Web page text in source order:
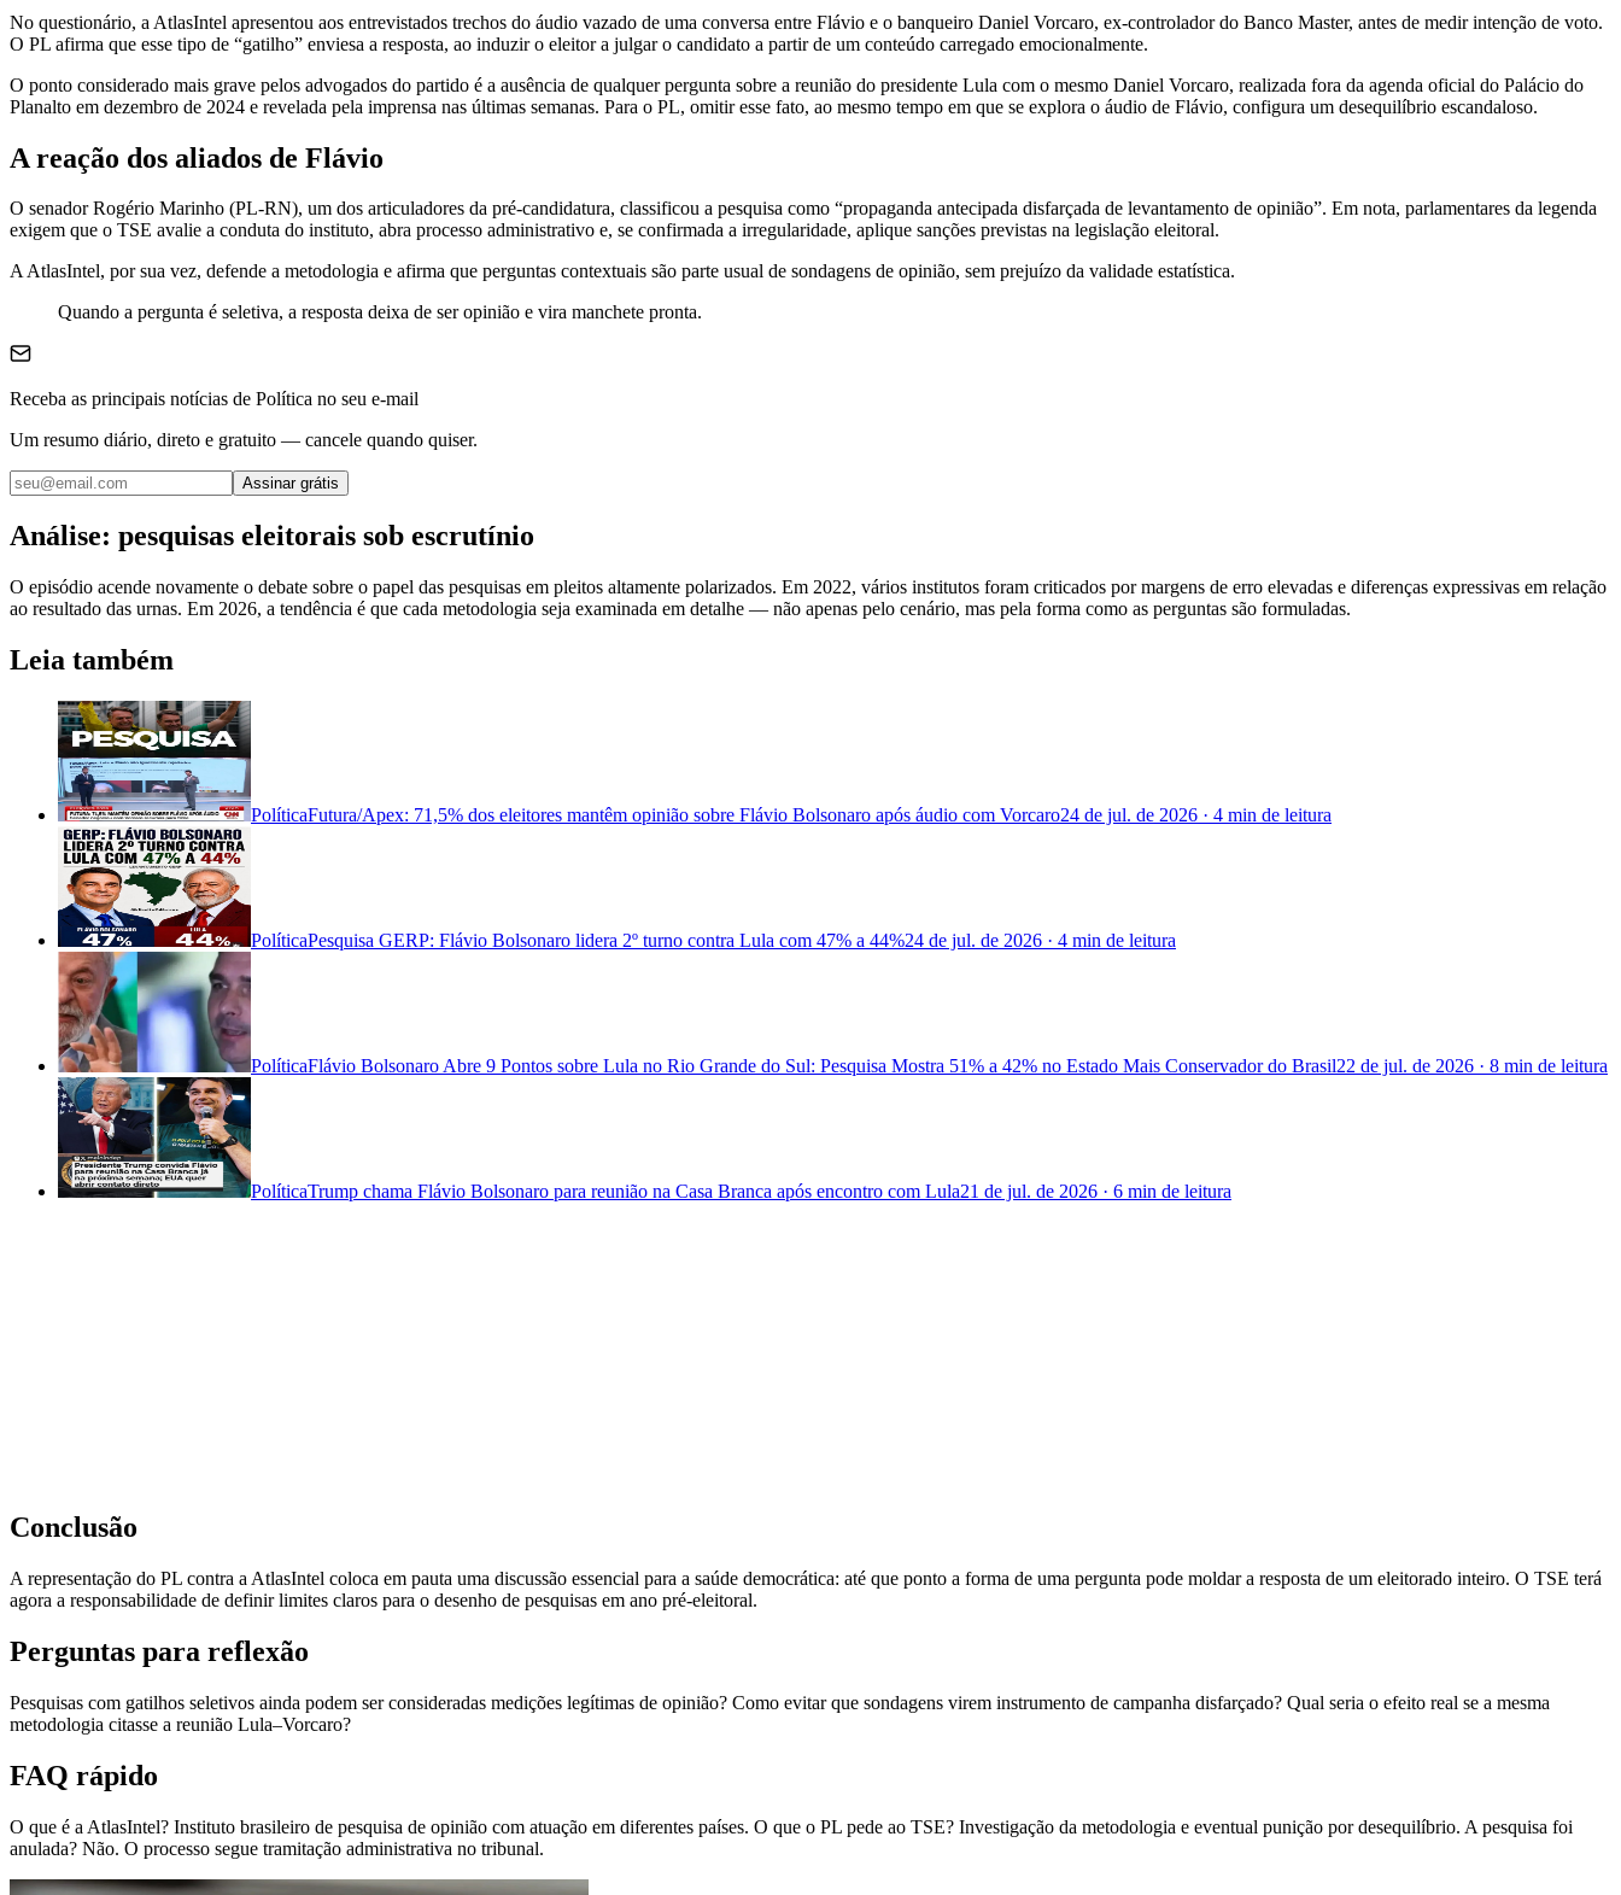
No questionário, a AtlasIntel apresentou aos entrevistados trechos do áudio vazado de uma conversa entre Flávio e o banqueiro Daniel Vorcaro, ex-controlador do Banco Master, antes de medir intenção de voto.
O PL afirma que esse tipo de “gatilho” enviesa a resposta, ao induzir o eleitor a julgar o candidato a partir de um conteúdo carregado emocionalmente.
O ponto considerado mais grave pelos advogados do partido é a ausência de qualquer pergunta sobre a reunião do presidente Lula com o mesmo Daniel Vorcaro, realizada fora da agenda oficial do Palácio do
Planalto em dezembro de 2024 e revelada pela imprensa nas últimas semanas. Para o PL, omitir esse fato, ao mesmo tempo em que se explora o áudio de Flávio, configura um desequilíbrio escandaloso.
A reação dos aliados de Flávio
O senador Rogério Marinho (PL-RN), um dos articuladores da pré-candidatura, classificou a pesquisa como “propaganda antecipada disfarçada de levantamento de opinião”. Em nota, parlamentares da legenda
exigem que o TSE avalie a conduta do instituto, abra processo administrativo e, se confirmada a irregularidade, aplique sanções previstas na legislação eleitoral.
A AtlasIntel, por sua vez, defende a metodologia e afirma que perguntas contextuais são parte usual de sondagens de opinião, sem prejuízo da validade estatística.
Quando a pergunta é seletiva, a resposta deixa de ser opinião e vira manchete pronta.
Receba as principais notícias de Política no seu e-mail
Um resumo diário, direto e gratuito — cancele quando quiser.
Assinar grátis
Análise: pesquisas eleitorais sob escrutínio
O episódio acende novamente o debate sobre o papel das pesquisas em pleitos altamente polarizados. Em 2022, vários institutos foram criticados por margens de erro elevadas e diferenças expressivas em relação
ao resultado das urnas. Em 2026, a tendência é que cada metodologia seja examinada em detalhe — não apenas pelo cenário, mas pela forma como as perguntas são formuladas.
Leia também
PolíticaFutura/Apex: 71,5% dos eleitores mantêm opinião sobre Flávio Bolsonaro após áudio com Vorcaro24 de jul. de 2026 · 4 min de leitura
PolíticaPesquisa GERP: Flávio Bolsonaro lidera 2º turno contra Lula com 47% a 44%24 de jul. de 2026 · 4 min de leitura
PolíticaFlávio Bolsonaro Abre 9 Pontos sobre Lula no Rio Grande do Sul: Pesquisa Mostra 51% a 42% no Estado Mais Conservador do Brasil22 de jul. de 2026 · 8 min de leitura
PolíticaTrump chama Flávio Bolsonaro para reunião na Casa Branca após encontro com Lula21 de jul. de 2026 · 6 min de leitura
Conclusão
A representação do PL contra a AtlasIntel coloca em pauta uma discussão essencial para a saúde democrática: até que ponto a forma de uma pergunta pode moldar a resposta de um eleitorado inteiro. O TSE terá
agora a responsabilidade de definir limites claros para o desenho de pesquisas em ano pré-eleitoral.
Perguntas para reflexão
Pesquisas com gatilhos seletivos ainda podem ser consideradas medições legítimas de opinião? Como evitar que sondagens virem instrumento de campanha disfarçado? Qual seria o efeito real se a mesma
metodologia citasse a reunião Lula–Vorcaro?
FAQ rápido
O que é a AtlasIntel? Instituto brasileiro de pesquisa de opinião com atuação em diferentes países. O que o PL pede ao TSE? Investigação da metodologia e eventual punição por desequilíbrio. A pesquisa foi
anulada? Não. O processo segue tramitação administrativa no tribunal.